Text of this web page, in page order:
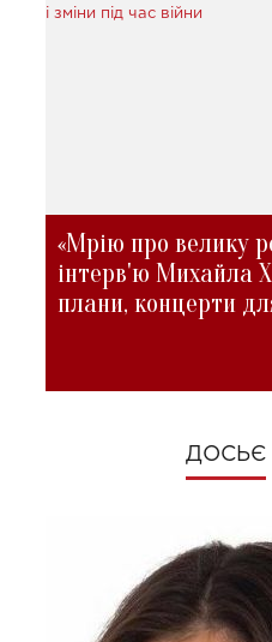
«Мрію про велику
інтерв'ю Михайла
плани, концерти
ДОСЬЄ